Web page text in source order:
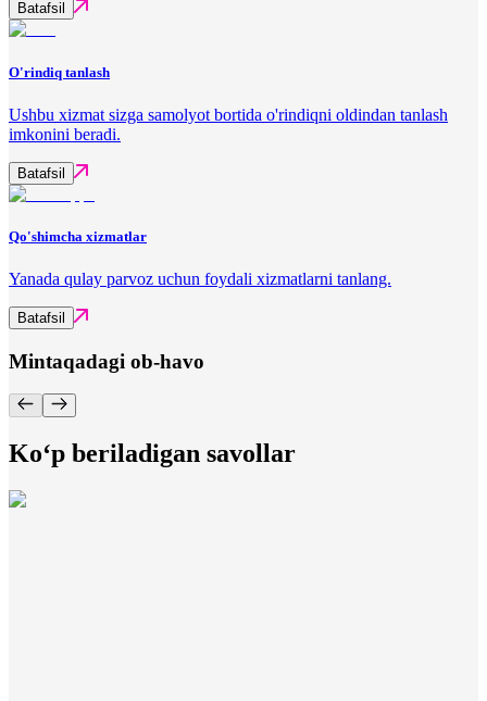
Batafsil
O'rindiq tanlash
Ushbu xizmat sizga samolyot bortida o'rindiqni oldindan tanlash
imkonini beradi.
Batafsil
Qo'shimcha xizmatlar
Yanada qulay parvoz uchun foydali xizmatlarni tanlang.
Batafsil
Mintaqadagi ob-havo
Ko‘p beriladigan savollar